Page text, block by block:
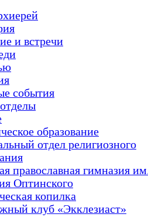
и встречи
события
образование
отдел религиозного
православная гимназия
Оптинского
копилка
клуб «Экклезиаст»